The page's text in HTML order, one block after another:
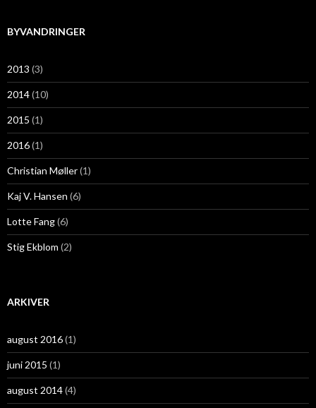
BYVANDRINGER
2013 (3)
2014(10)
2015 (1)
2016(1)
Christian Møller(1)
Kaj V. Hansen (6)
Lotte Fang(6)
Stig Ekblom (2)
ARKIVER
august 2016(1)
juni 2015 (1)
august 2014(4)